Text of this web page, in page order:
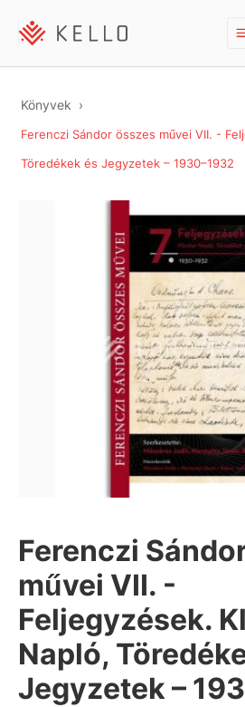
Könyvek
Ferenczi Sándor összes művei VII. -
Töredékek és Jegyzetek – 1930–1932
Ferenczi
művei VII. -
Feljegyzések.
Napló,
Jegyzetek –